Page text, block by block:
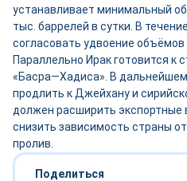
устанавливает минимальный
тыс. баррелей в сутки. В
согласовать удвоение объёмов
Параллельно Ирак готовится к
«Басра—Хадиса». В
продлить к Джейхану и
должен расширить экспортные
снизить зависимость страны
пролив.
Поделиться